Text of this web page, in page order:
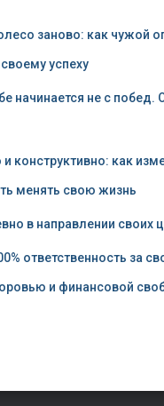
заново: как чужой
успеху
начинается не с побед.
конструктивно: как
менять свою жизнь
в направлении своих
ответственность за
и финансовой